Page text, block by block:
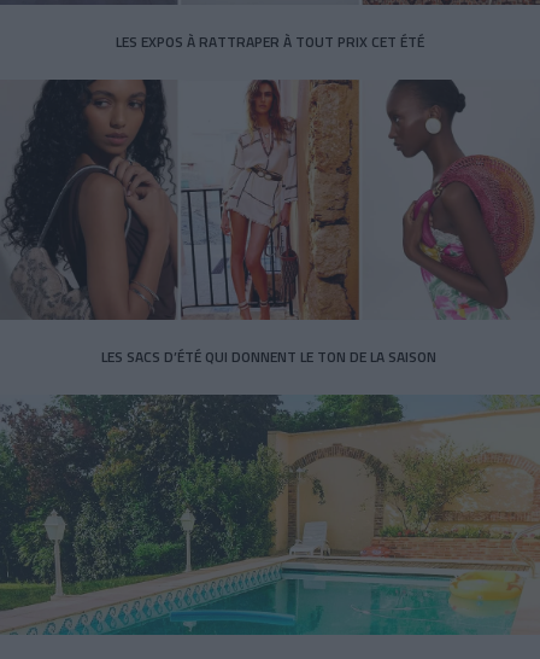
LES EXPOS À RATTRAPER À TOUT PRIX CET ÉTÉ
LES SACS D’ÉTÉ QUI DONNENT LE TON DE LA SAISON